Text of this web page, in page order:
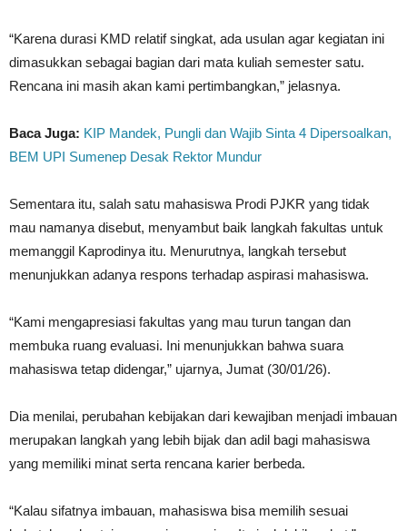
“Karena durasi KMD relatif singkat, ada usulan agar kegiatan ini
dimasukkan sebagai bagian dari mata kuliah semester satu.
Rencana ini masih akan kami pertimbangkan,” jelasnya.
Baca Juga: KIP Mandek, Pungli dan Wajib Sinta 4 Dipersoalkan,
BEM UPI Sumenep Desak Rektor Mundur
Sementara itu, salah satu mahasiswa Prodi PJKR yang tidak
mau namanya disebut, menyambut baik langkah fakultas untuk
memanggil Kaprodinya itu. Menurutnya, langkah tersebut
menunjukkan adanya respons terhadap aspirasi mahasiswa.
“Kami mengapresiasi fakultas yang mau turun tangan dan
membuka ruang evaluasi. Ini menunjukkan bahwa suara
mahasiswa tetap didengar,” ujarnya, Jumat (30/01/26).
Dia menilai, perubahan kebijakan dari kewajiban menjadi imbauan
merupakan langkah yang lebih bijak dan adil bagi mahasiswa
yang memiliki minat serta rencana karier berbeda.
“Kalau sifatnya imbauan, mahasiswa bisa memilih sesuai